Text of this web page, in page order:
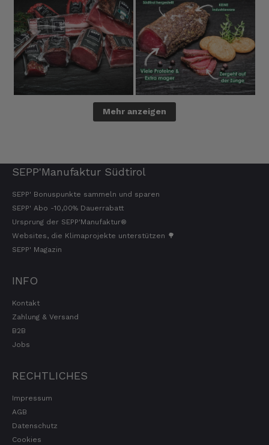
Mehr anzeigen
SEPP'Manufaktur Südtirol
SEPP' Bonuspunkte sammeln und sparen
SEPP' Abo -10,00% Dauerrabatt
Ursprung der SEPP'Manufaktur®
Websites, die Klimaprojekte unterstützen 🌳
SEPP' Magazin
INFO
Kontakt
Zahlung & Versand
B2B
Jobs
RECHTLICHES
Impressum
AGB
Datenschutz
Cookies